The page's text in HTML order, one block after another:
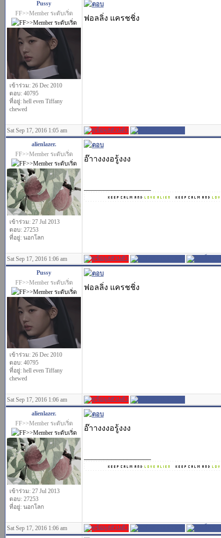
Pussy
FF>>Member ระดับเริ่ด
เข้าร่วม: 26 Dec 2010
ตอบ: 40795
ที่อยู่: hell even Tiffany
chewed
ฟอลลิ่ง แครชชิ่ง
Sat Sep 17, 2016 1:05 am
alienlazer.
FF>>Member ระดับเริ่ด
เข้าร่วม: 27 Jul 2013
ตอบ: 27253
ที่อยู่: นอกโลก
อ๊าางงงอรู้งงง
Sat Sep 17, 2016 1:06 am
Pussy
FF>>Member ระดับเริ่ด
เข้าร่วม: 26 Dec 2010
ตอบ: 40795
ที่อยู่: hell even Tiffany
chewed
ฟอลลิ่ง แครชชิ่ง
Sat Sep 17, 2016 1:06 am
alienlazer.
FF>>Member ระดับเริ่ด
เข้าร่วม: 27 Jul 2013
ตอบ: 27253
ที่อยู่: นอกโลก
อ๊าางงงอรู้งงง
Sat Sep 17, 2016 1:06 am